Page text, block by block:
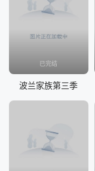
已完结
波兰家族第三季